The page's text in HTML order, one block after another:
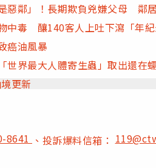
惡鄰」！長期欺負兇嫌父母 鄰
中毒 釀140客人上吐下瀉「年紀
癌油風暴
世界最大人體寄生蟲」取出還在
更新
8641 、投訴爆料信箱：